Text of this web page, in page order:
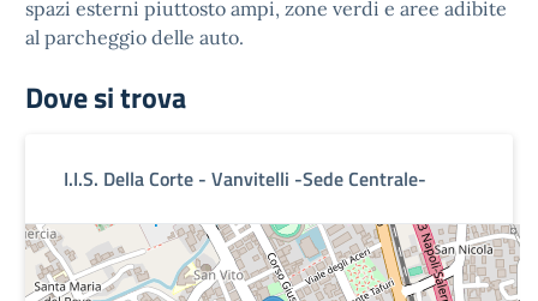
spazi esterni piuttosto ampi, zone verdi e aree adibite
al parcheggio delle auto.
Dove si trova
I.I.S. Della Corte - Vanvitelli -Sede Centrale-